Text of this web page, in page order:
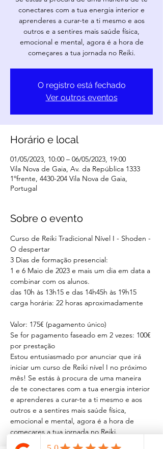
conectares com a tua energia interior e
aprenderes a curar-te a ti mesmo e aos
outros e a sentires mais saúde física,
emocional e mental, agora é a hora de
começares a tua jornada no Reiki.
O registro está fechado
Ver outros eventos
Horário e local
01/05/2023, 10:00 – 06/05/2023, 19:00
Vila Nova de Gaia, Av. da República 1333
1ºfrente, 4430-204 Vila Nova de Gaia,
Portugal
Sobre o evento
Curso de Reiki Tradicional Nível I - Shoden -
O despertar
3 Dias de formação presencial:
1 e 6 Maio de 2023 e mais um dia em data a
combinar com os alunos.
das 10h às 13h15 e das 14h45h às 19h15
carga horária: 22 horas aproximadamente
Valor: 175€ (pagamento único)
Se for pagamento faseado em 2 vezes: 100€
por prestação
Estou entusiasmado por anunciar que irá
iniciar um curso de Reiki nível I no próximo
mês! Se estás à procura de uma maneira
de te conectares com a tua energia interior
e aprenderes a curar-te a ti mesmo e aos
outros e a sentires mais saúde física,
emocional e mental, agora é a hora de
começares a tua jornada no Reiki.
Durante o curso, irás aprender sobre os